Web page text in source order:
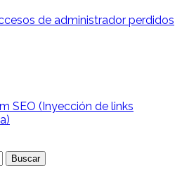
de administrador perdidos
SEO (Inyección de links